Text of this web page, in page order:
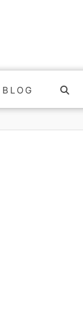
BLOG